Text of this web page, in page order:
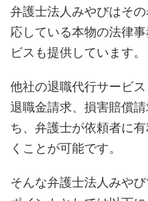
弁護士法人みやびはそ
応している本物の法律
ビスも提供しています。
他社の退職代行サービ
退職金請求、損害賠償
ち、弁護士が依頼者に
くことが可能です。
そんな弁護士法人みや